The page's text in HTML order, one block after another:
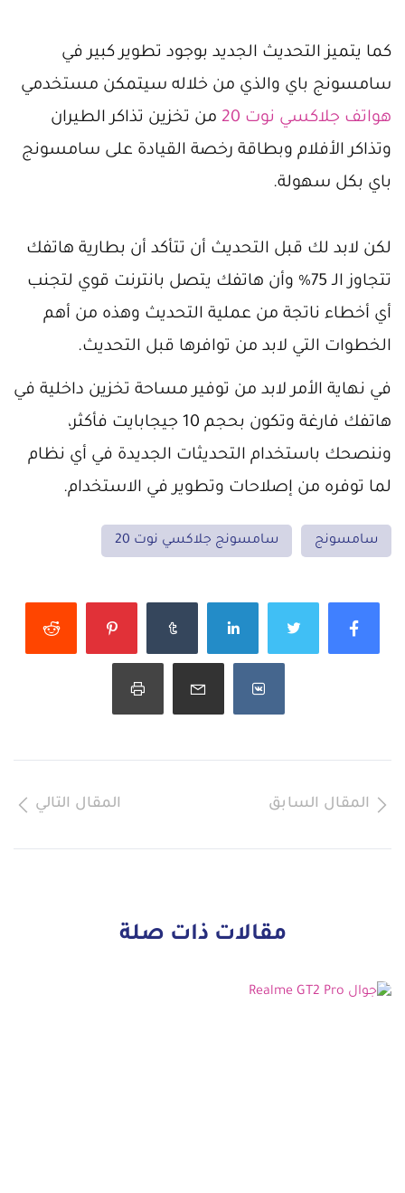
كما يتميز التحديث الجديد بوجود تطوير كبير في
سامسونج باي والذي من خلاله سيتمكن مستخدمي
هواتف جلاكسي نوت 20
من تخزين تذاكر الطيران
وتذاكر الأفلام وبطاقة رخصة القيادة على سامسونج
باي بكل سهولة.
لكن لابد لك قبل التحديث أن تتأكد أن بطارية هاتفك
تتجاوز الـ 75% وأن هاتفك يتصل بانترنت قوي لتجنب
أي أخطاء ناتجة من عملية التحديث وهذه من أهم
الخطوات التي لابد من توافرها قبل التحديث.
في نهاية الأمر لابد من توفير مساحة تخزين داخلية في
هاتفك فارغة وتكون بحجم 10 جيجابايت فأكثر،
وننصحك باستخدام التحديثات الجديدة في أي نظام
لما توفره من إصلاحات وتطوير في الاستخدام.
سامسونج سامسونج جلاكسي نوت 20
المقال السابق المقال التالي
مقالات ذات صلة